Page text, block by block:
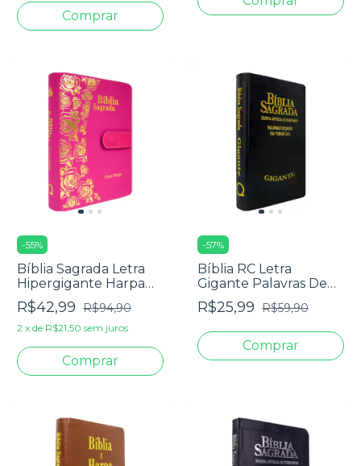
-55%
Bíblia Sagrada Letra
Hipergigante Harpa
Avivada E Corinhos -
Carteira Pink
R$42,99 R$94,90
2 x de R$21,50 sem juros
-57%
Bíblia RC Letra
Gigante Palavras De
Jesus Em Vermelho
Harpa E Corinhos -
R$25,99 R$59,90